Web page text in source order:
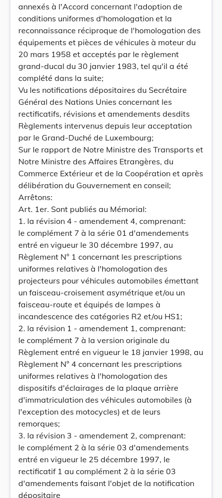
annexés à l'Accord concernant l'adoption de
conditions uniformes d'homologation et la
reconnaissance réciproque de l'homologation des
équipements et pièces de véhicules à moteur du
20 mars 1958 et acceptés par le règlement
grand-ducal du 30 janvier 1983, tel qu'il a été
complété dans la suite;
Vu les notifications dépositaires du Secrétaire
Général des Nations Unies concernant les
rectificatifs, révisions et amendements desdits
Règlements intervenus depuis leur acceptation
par le Grand-Duché de Luxembourg;
Sur le rapport de Notre Ministre des Transports et
Notre Ministre des Affaires Etrangères, du
Commerce Extérieur et de la Coopération et après
délibération du Gouvernement en conseil;
Arrêtons:
Art. 1er. Sont publiés au Mémorial:
1. la révision 4 - amendement 4, comprenant:
le complément 7 à la série 01 d'amendements
entré en vigueur le 30 décembre 1997, au
Règlement N° 1 concernant les prescriptions
uniformes relatives à l'homologation des
projecteurs pour véhicules automobiles émettant
un faisceau-croisement asymétrique et/ou un
faisceau-route et équipés de lampes à
incandescence des catégories R2 et/ou HS1;
2. la révision 1 - amendement 1, comprenant:
le complément 7 à la version originale du
Règlement entré en vigueur le 18 janvier 1998, au
Règlement N° 4 concernant les prescriptions
uniformes relatives à l'homologation des
dispositifs d'éclairages de la plaque arrière
d'immatriculation des véhicules automobiles (à
l'exception des motocycles) et de leurs
remorques;
3. la révision 3 - amendement 2, comprenant:
le complément 2 à la série 03 d'amendements
entré en vigueur le 25 décembre 1997, le
rectificatif 1 au complément 2 à la série 03
d'amendements faisant l'objet de la notification
dépositaire